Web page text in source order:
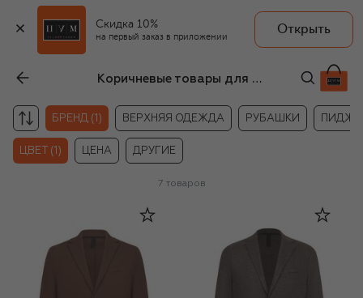
Скидка 10%
на первый заказ в приложении
Открыть
Коричневые товары для мужчин Harris Wharf London
БРЕНД (1) ВЕРХНЯЯ ОДЕЖДА РУБАШКИ
ЦВЕТ (1) ЦЕНА ДРУГИЕ
7 товаров